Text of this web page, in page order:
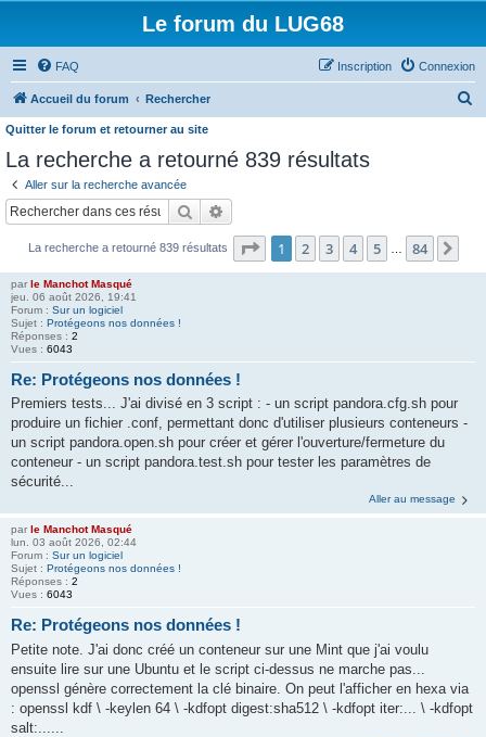
Le forum du LUG68
FAQ Connexion
Inscription
Accueil du forum Rechercher
Quitter le forum et retourner au site
La recherche a retourné 839 résultats
Aller sur la recherche avancée
Rechercher
La recherche a retourné 839 résultats Page 1sur84
1 2 3 4 5 84
par le Manchot Masqué
jeu. 06 août 2026, 19:41
Forum : Sur un logiciel
Sujet : Protégeons nos données !
Réponses : 2
Vues : 6043
Re: Protégeons nos données !
Premiers tests... J'ai divisé en 3 script : - un script pandora.cfg.sh pour
produire un fichier .conf, permettant donc d'utiliser plusieurs conteneurs -
un script pandora.open.sh pour créer et gérer l'ouverture/fermeture du
conteneur - un script pandora.test.sh pour tester les paramètres de
sécurité...
Aller au message
par le Manchot Masqué
lun. 03 août 2026, 02:44
Forum : Sur un logiciel
Sujet : Protégeons nos données !
Réponses : 2
Vues : 6043
Re: Protégeons nos données !
Petite note. J'ai donc créé un conteneur sur une Mint que j'ai voulu
ensuite lire sur une Ubuntu et le script ci-dessus ne marche pas...
openssl génère correctement la clé binaire. On peut l'afficher en hexa via
: openssl kdf \ -keylen 64 \ -kdfopt digest:sha512 \ -kdfopt iter:... \ -kdfopt
salt:......